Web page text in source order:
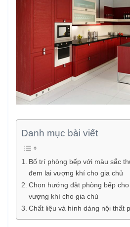
Danh mục bài viết
Bố trí phòng bếp với màu sắc
đem lai vượng khí cho gia chủ
Chọn hướng đặt phòng bếp
vượng khí cho gia chủ
Chất liệu và hình dáng nội thất